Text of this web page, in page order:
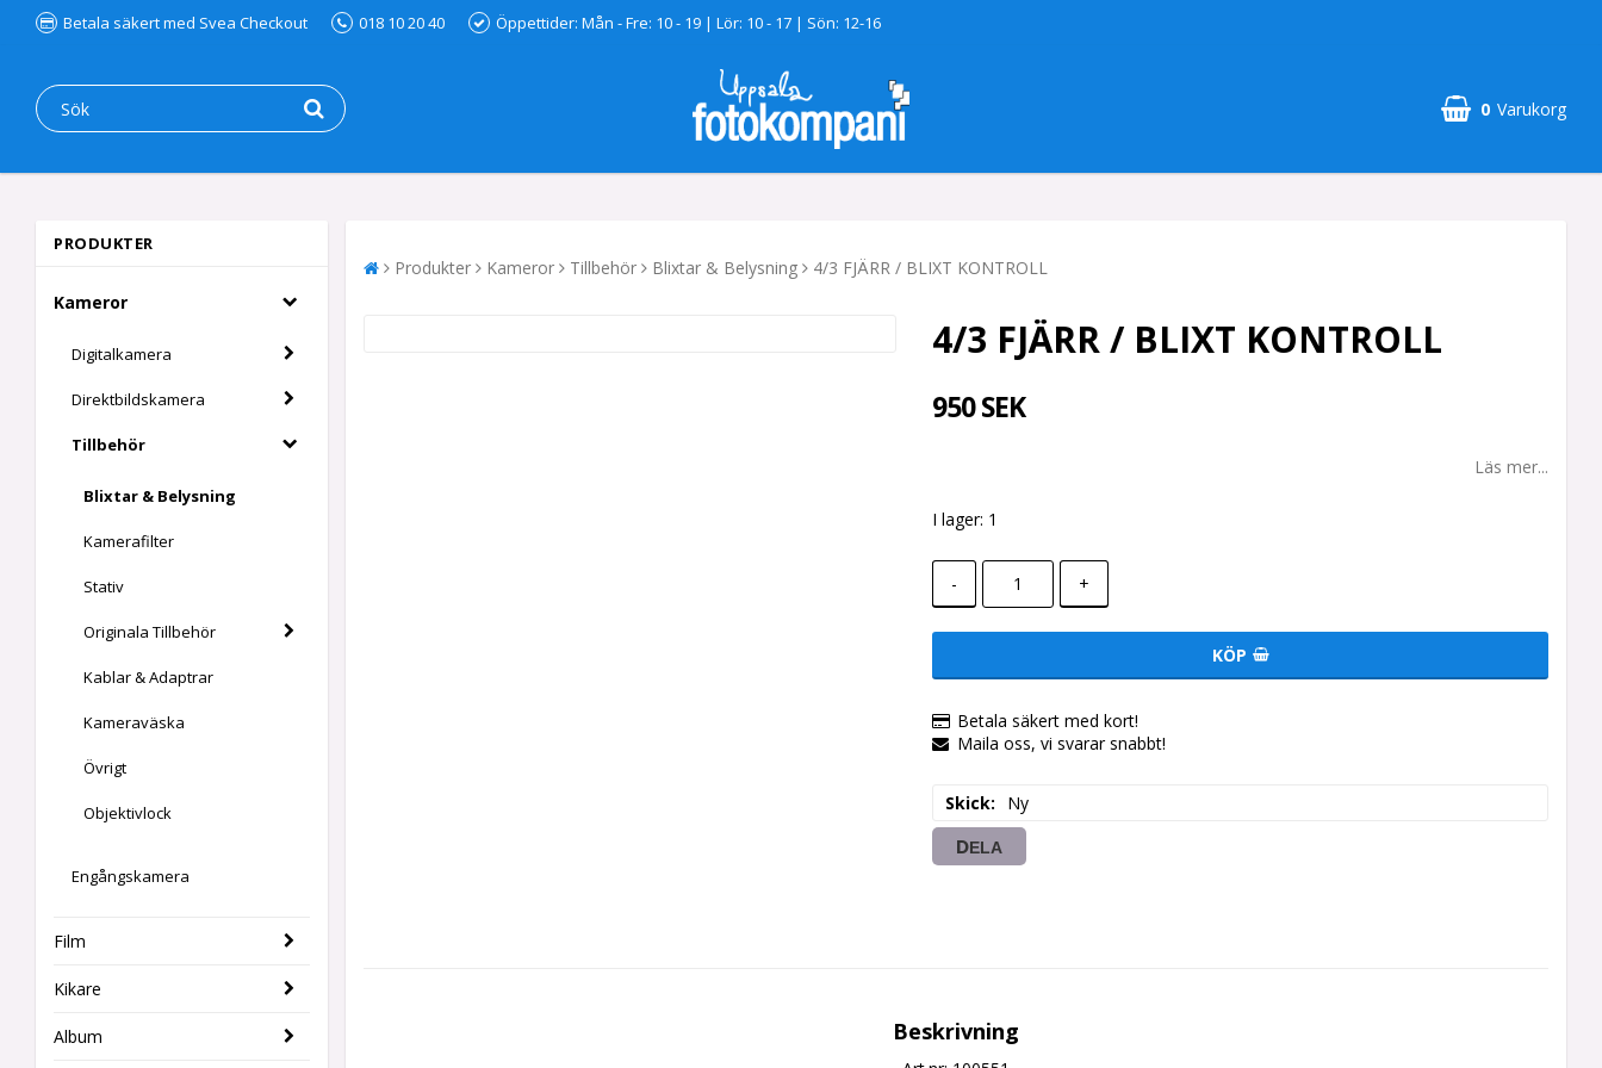
Betala säkert med Svea Checkout 018 10 20 40 Öppettider: Mån - Fre: 10 - 19 | Lör: 10 - 17 | Sön: 12-16
0 Varukorg
PRODUKTER
Kameror
Digitalkamera
Direktbildskamera
Tillbehör
Blixtar & Belysning
Kamerafilter
Stativ
Originala Tillbehör
Kablar & Adaptrar
Kameraväska
Övrigt
Objektivlock
Engångskamera
Film
Kikare
Album
Produkter Kameror Tillbehör Blixtar & Belysning 4/3 FJÄRR / BLIXT KONTROLL
4/3 FJÄRR / BLIXT KONTROLL
950 SEK
Läs mer...
I lager: 1
- +
KÖP
Betala säkert med kort!
Maila oss, vi svarar snabbt!
Skick Ny
DELA
Beskrivning